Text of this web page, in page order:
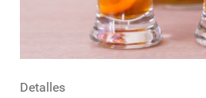
Detalles